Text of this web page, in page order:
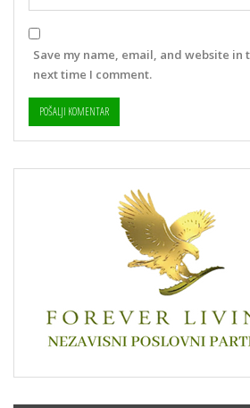
Save my name, email, and website in
next time I comment.